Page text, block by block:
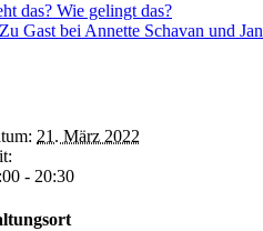
das? Wie gelingt das?
Gast bei Annette Schavan und
21. März 2022
- 20:30